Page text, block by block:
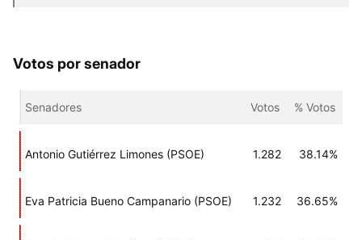
Votos por senador
Senadores Votos % Votos
Antonio Gutiérrez Limones (PSOE) 1.282 38.14%
Eva Patricia Bueno Campanario (PSOE) 1.232 36.65%